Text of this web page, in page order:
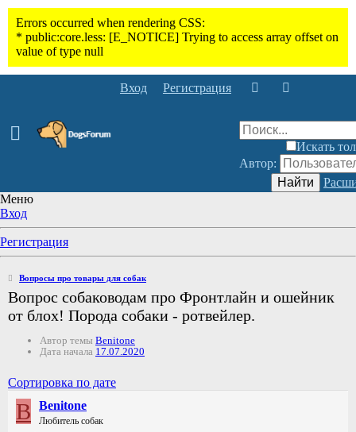
Вход Регистрация
Искать
Автор:
Найти
Меню
Вход
Регистрация
Вопросы про товары для собак
Вопрос собаководам про Фронтлайн и ошейник
от блох! Порода собаки - ротвейлер.
Автор темы Benitone
Дата начала 17.07.2020
Сортировка по дате
B Benitone
Любитель собак